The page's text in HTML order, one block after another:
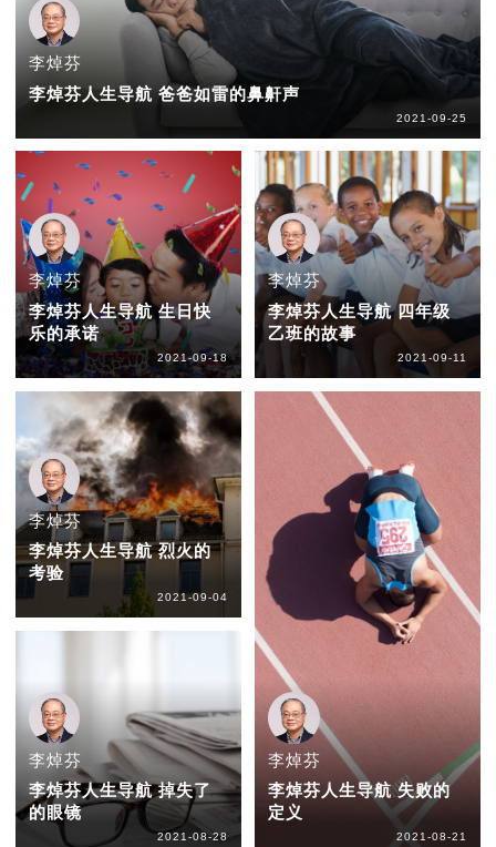
李焯芬
李焯芬人生导航 爸爸如雷的鼻鼾声
2021-09-25
李焯芬
李焯芬人生导航 生日快
乐的承诺
2021-09-18
李焯芬
李焯芬人生导航 四年级
乙班的故事
2021-09-11
李焯芬
李焯芬人生导航 烈火的
考验
2021-09-04
李焯芬
李焯芬人生导航 掉失了
的眼镜
2021-08-28
李焯芬
李焯芬人生导航 失败的
定义
2021-08-21